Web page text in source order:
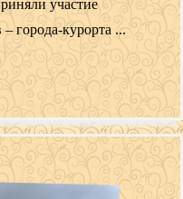
участие
города-курорта ...